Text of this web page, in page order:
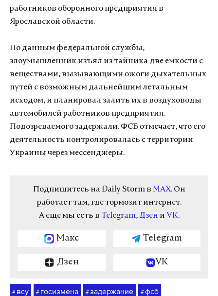
работников оборонного предприятия в
Ярославской области.
По данным федеральной службы,
злоумышленник изъял из тайника две емкости с
веществами, вызывающими ожоги дыхательных
путей с возможным дальнейшим летальным
исходом, и планировал залить их в воздуховоды
автомобилей работников предприятия.
Подозреваемого задержали. ФСБ отмечает, что его
деятельность контролировалась с территории
Украины через мессенджеры.
Подпишитесь на Daily Storm в MAX. Он
работает там, где тормозит интернет.
А еще мы есть в Telegram, Дзен и VK.
Макс Telegram
Дзен VK
# всу # госизмена #задержание #фсб